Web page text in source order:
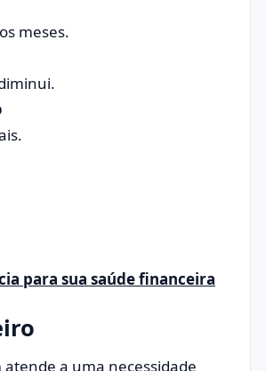
meses.
para sua saúde financeira
a uma necessidade